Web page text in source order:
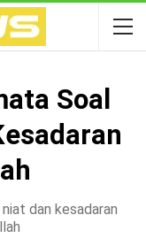
Soal
dan kesadaran